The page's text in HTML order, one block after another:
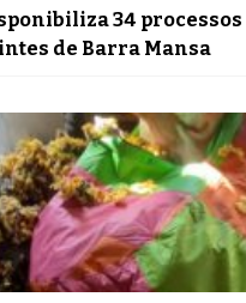
34 processos
de Barra Mansa